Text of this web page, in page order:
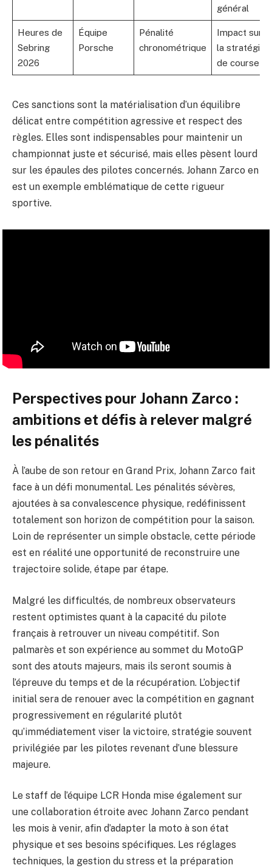
général
Heures de
Sebring
2026
Équipe
Porsche
Pénalité
chronométrique
Impact sur
la stratégie
de course
Ces sanctions sont la matérialisation d’un équilibre
délicat entre compétition agressive et respect des
règles. Elles sont indispensables pour maintenir un
championnat juste et sécurisé, mais elles pèsent lourd
sur les épaules des pilotes concernés. Johann Zarco en
est un exemple emblématique de cette rigueur
sportive.
Perspectives pour Johann Zarco :
ambitions et défis à relever malgré
les pénalités
À l’aube de son retour en Grand Prix, Johann Zarco fait
face à un défi monumental. Les pénalités sévères,
ajoutées à sa convalescence physique, redéfinissent
totalement son horizon de compétition pour la saison.
Loin de représenter un simple obstacle, cette période
est en réalité une opportunité de reconstruire une
trajectoire solide, étape par étape.
Malgré les difficultés, de nombreux observateurs
restent optimistes quant à la capacité du pilote
français à retrouver un niveau compétitif. Son
palmarès et son expérience au sommet du MotoGP
sont des atouts majeurs, mais ils seront soumis à
l’épreuve du temps et de la récupération. L’objectif
initial sera de renouer avec la compétition en gagnant
progressivement en régularité plutôt
qu’immédiatement viser la victoire, stratégie souvent
privilégiée par les pilotes revenant d’une blessure
majeure.
Le staff de l’équipe LCR Honda mise également sur
une collaboration étroite avec Johann Zarco pendant
les mois à venir, afin d’adapter la moto à son état
physique et ses besoins spécifiques. Les réglages
techniques, la gestion du stress et la préparation